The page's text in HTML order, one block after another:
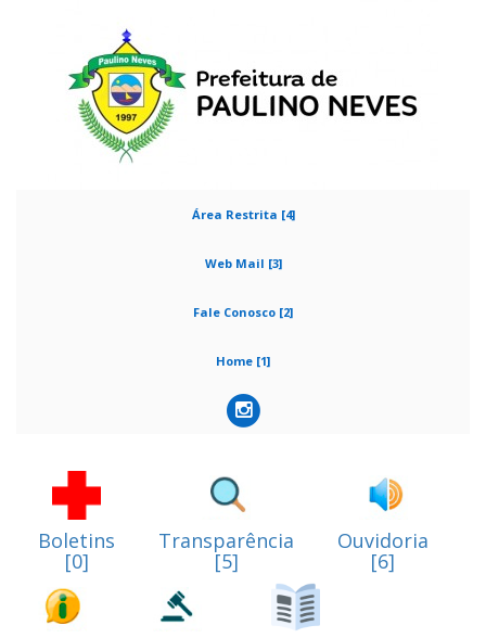
Área Restrita [4]
Web Mail [3]
Fale Conosco [2]
Home [1]
Boletins
[0]
Transparência
[5]
Ouvidoria
[6]